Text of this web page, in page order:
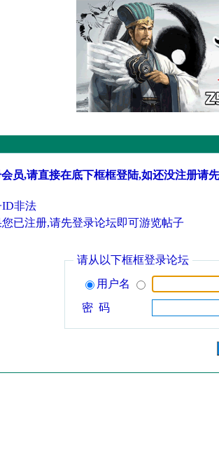
员,请直接在底下框框登陆,如还没注册请
ID非法
已注册,请先登录论坛即可游览帖子
请从以下框框登录论坛
用户名
密 码